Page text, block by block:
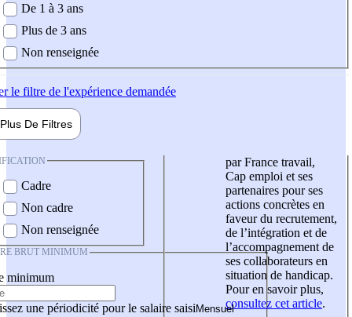
De 1 à 3 ans
Plus de 3 ans
Non renseignée
le filtre de l'expérience demandée
Plus De Filtres
Cadre
Non cadre
Non renseignée
BRUT MINIMUM
minimum
une périodicité pour le salaire saisi
par France travail,
Cap emploi et ses
partenaires pour ses
actions concrètes en
faveur du recrutement,
de l’intégration et de
l’accompagnement de
ses collaborateurs en
situation de handicap.
Pour en savoir plus,
consultez cet article.